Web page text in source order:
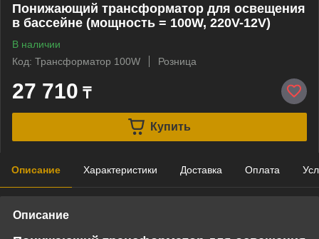
Понижающий трансформатор для освещения
в бассейне (мощность = 100W, 220V-12V)
В наличии
Код: Трансформатор 100W
Розница
27 710 ₸
Купить
Описание Характеристики Доставка Оплата
Описание